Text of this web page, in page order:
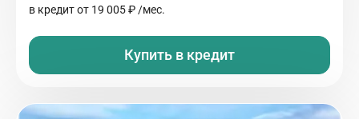
в кредит от 19 005 ₽ /мес.
Купить в кредит